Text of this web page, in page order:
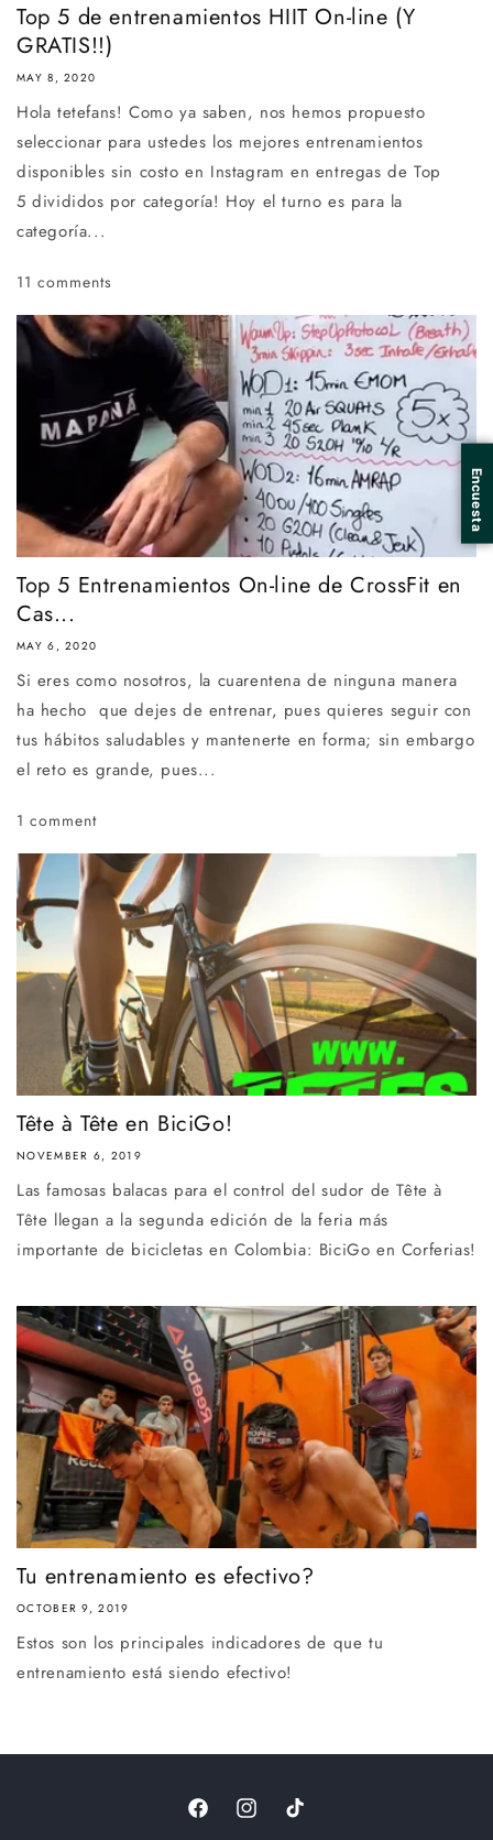
Top 5 de entrenamientos HIIT On-line (Y
GRATIS!!)
MAY 8, 2020
Hola tetefans! Como ya saben, nos hemos propuesto
seleccionar para ustedes los mejores entrenamientos
disponibles sin costo en Instagram en entregas de Top
5 divididos por categoría! Hoy el turno es para la
categoría...
11 comments
Top 5 Entrenamientos On-line de CrossFit en
Cas...
MAY 6, 2020
Si eres como nosotros, la cuarentena de ninguna manera
ha hecho que dejes de entrenar, pues quieres seguir con
tus hábitos saludables y mantenerte en forma; sin embargo
el reto es grande, pues...
1 comment
Tête à Tête en BiciGo!
NOVEMBER 6, 2019
Las famosas balacas para el control del sudor de Tête à
Tête llegan a la segunda edición de la feria más
importante de bicicletas en Colombia: BiciGo en Corferias!
Tu entrenamiento es efectivo?
OCTOBER 9, 2019
Estos son los principales indicadores de que tu
entrenamiento está siendo efectivo!
FacebookInstagramTikTok